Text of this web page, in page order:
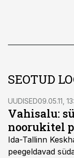
SEOTUD
UUDISED09.05.11,
Vahisalu:
noorukitel
Ida-Tallinn Keskhaigla
peegeldavad